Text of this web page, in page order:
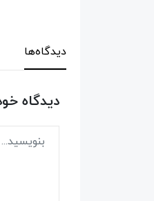
دیدگاه‌ها
دیدگاه